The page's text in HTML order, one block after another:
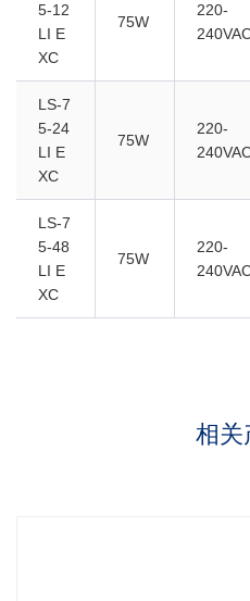
5-12
LI E
XC
75W
220-
LS-7
5-24
LI E
XC
75W
220-
LS-7
5-48
LI E
XC
75W
220-
相关